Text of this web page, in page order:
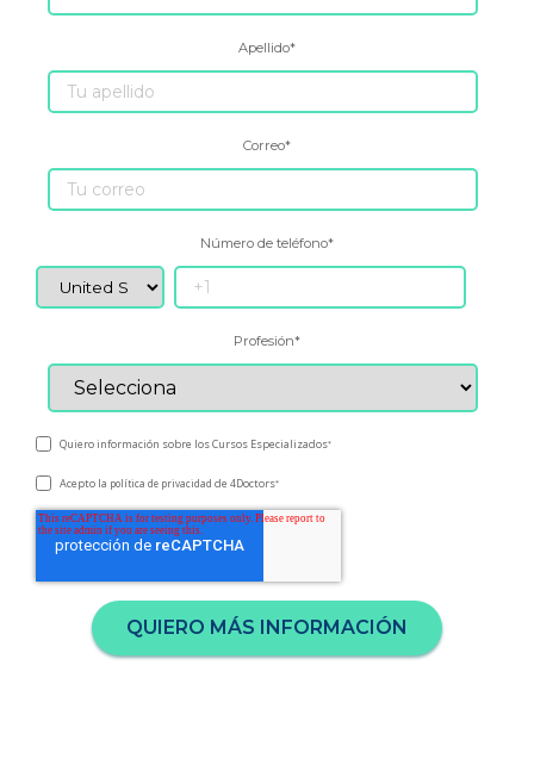
Apellido*
Correo*
Número de teléfono*
Profesión*
Quiero información sobre los Cursos Especializados*
Acepto la política de privacidad de 4Doctors*